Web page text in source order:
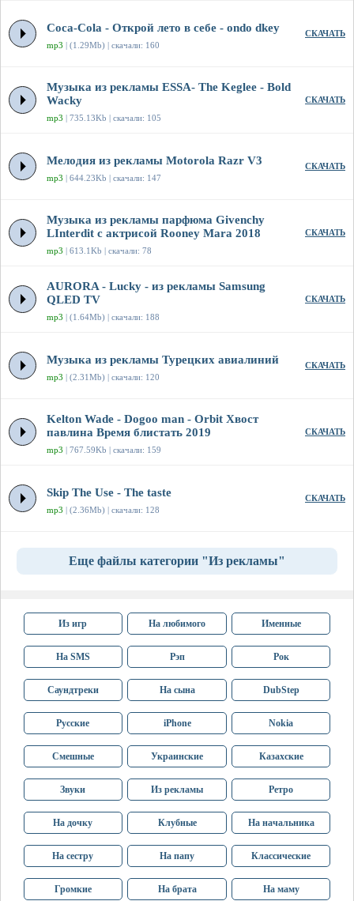
Coca-Cola - Открой лето в себе - ondo dkey
mp3 | (1.29Mb) | скачали: 160
СКАЧАТЬ
Музыка из рекламы ESSA- The Keglee - Bold
Wacky
mp3 | 735.13Kb | скачали: 105
СКАЧАТЬ
Мелодия из рекламы Motorola Razr V3
mp3 | 644.23Kb | скачали: 147
СКАЧАТЬ
Музыка из рекламы парфюма Givenchy
LInterdit с актрисой Rooney Mara 2018
mp3 | 613.1Kb | скачали: 78
СКАЧАТЬ
AURORA - Lucky - из рекламы Samsung
QLED TV
mp3 | (1.64Mb) | скачали: 188
СКАЧАТЬ
Музыка из рекламы Турецких авиалиний
mp3 | (2.31Mb) | скачали: 120
СКАЧАТЬ
Kelton Wade - Dogoo man - Orbit Хвост
павлина Время блистать 2019
mp3 | 767.59Kb | скачали: 159
СКАЧАТЬ
Skip The Use - The taste
mp3 | (2.36Mb) | скачали: 128
СКАЧАТЬ
Еще файлы категории "Из рекламы"
Из игр На любимого Именные
На SMS Рэп Рок
Саундтреки На сына DubStep
Русские iPhone Nokia
Смешные Украинские Казахские
Звуки Из рекламы Ретро
На дочку Клубные На начальника
На сестру На папу Классические
Громкие На брата На маму